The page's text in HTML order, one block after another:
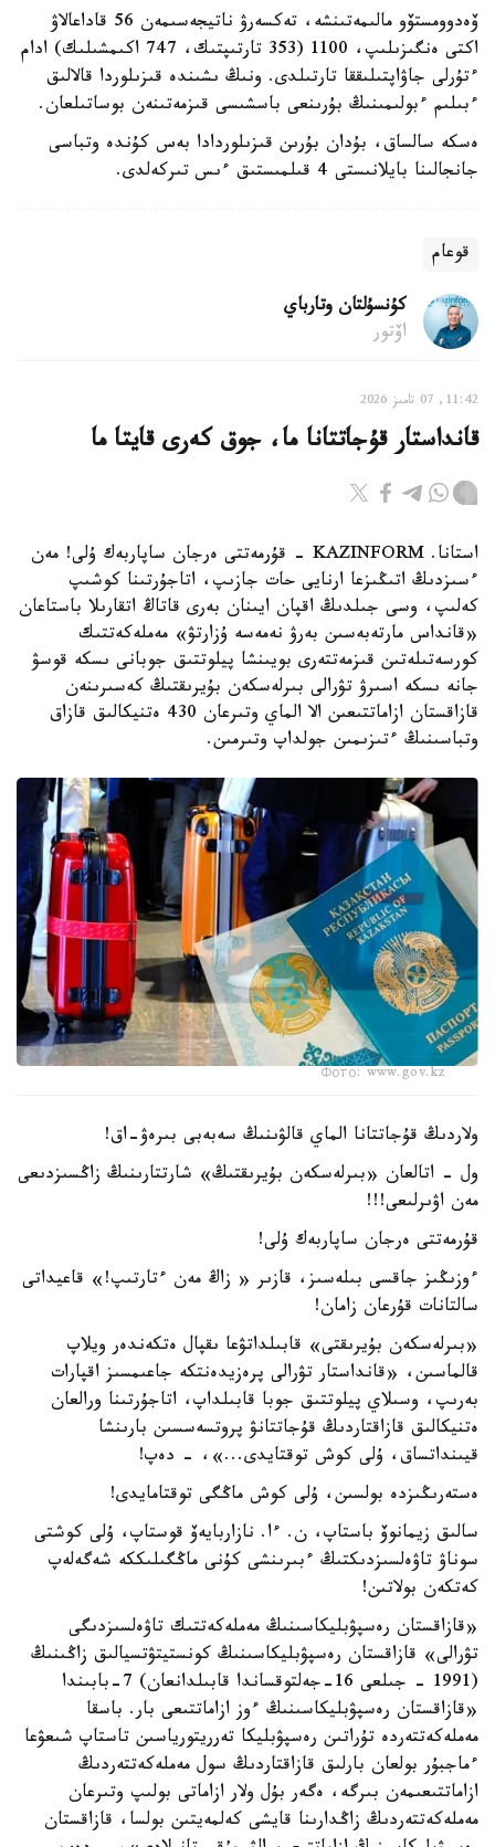
ۆەدوومستۆو مالىمەتىنشە، تەكسەرۋ ناتيجەسىمەن 56 قاداعالاۋ
اكتى ەنگىزىلىپ، 1100 (353 تارتىپتىك، 747 اكىمشىلىك) ادام
ءتۇرلى جاۋاپتىلىققا تارتىلدى. ونىڭ ىشىندە قىزىلوردا قالالىق
ءبىلىم ءبولىمىنىڭ بۇرىنعى باسشىسى قىزمەتىنەن بوساتىلعان.
ەسكە سالساق، بۇدان بۇرىن قىزىلوردادا بەس كۇندە وتباسى
جانجالىنا بايلانىستى 4 قىلمىستىق ءىس تىركەلدى.
قوعام
كۇنسۇلتان وتارباي
اۆتور
11:42, 07 تامىز 2026
قانداستار قۇجاتتانا ما، جوق كەرى قايتا ما
استانا. KAZINFORM - قۇرمەتتى ەرجان ساپاربەك ۇلى! مەن
ءسىزدىڭ اتىڭىزعا ارنايى حات جازىپ، اتاجۇرتىنا كوشىپ
كەلىپ، وسى جىلدىڭ اقپان ايىنان بەرى قاتاڭ اتقارىلا باستاعان
«قانداس مارتەبەسىن بەرۋ نەمەسە ۇزارتۋ» مەملەكەتتىك
كورسەتىلەتىن قىزمەتتەرى بويىنشا پيلوتتىق جوبانى ىسكە قوسۋ
جانە ىسكە اسىرۋ تۋرالى بىرلەسكەن بۇيرىقتىڭ كەسىرىنەن
قازاقستان ازاماتتىعىن الا الماي وتىرعان 430 ەتنيكالىق قازاق
وتباسىنىڭ ءتىزىمىن جولداپ وتىرمىن.
Фото: www.gov.kz
ولاردىڭ قۇجاتتانا الماي قالۋىنىڭ سەبەبى بىرەۋ-اق!
ول - اتالعان «بىرلەسكەن بۇيرىقتىڭ» شارتتارىنىڭ زاڭسىزدىعى
مەن اۋىرلىعى!!!
قۇرمەتتى ەرجان ساپاربەك ۇلى!
ءوزىڭىز جاقسى بىلەسىز، قازىر « زاڭ مەن ءتارتىپ!» قاعيداتى
سالتانات قۇرعان زامان!
«بىرلەسكەن بۇيرىقتى» قابىلداتۋعا ىقپال ەتكەندەر ويلاپ
قالماسىن، «قانداستار تۋرالى پرەزيدەنتكە جاعىمسىز اقپارات
بەرىپ، وسىلاي پيلوتتىق جوبا قابىلداپ، اتاجۇرتىنا ورالعان
ەتنيكالىق قازاقتاردىڭ قۇجاتتانۋ پروتسەسسىن بارىنشا
قيىنداتساق، ۇلى كوش توقتايدى...»، - دەپ!
ەستەرىڭىزدە بولسىن، ۇلى كوش ماڭگى توقتامايدى!
سالىق زيمانوۆ باستاپ، ن. ءا. نازاربايەۆ قوستاپ، ۇلى كوشتى
سوناۋ تاۋەلسىزدىكتىڭ ءبىرىنشى كۇنى ماڭگىلىككە شەگەلەپ
كەتكەن بولاتىن!
«قازاقستان رەسپۋبليكاسىنىڭ مەملەكەتتىك تاۋەلسىزدىگى
تۋرالى» قازاقستان رەسپۋبليكاسىنىڭ كونستيتۋتسيالىق زاڭىنىڭ
(1991 - جىلعى 16-جەلتوقساندا قابىلدانعان) 7-بابىندا
«قازاقستان رەسپۋبليكاسىنىڭ ءوز ازاماتتىعى بار. باسقا
مەملەكەتتەردە تۇراتىن رەسپۋبليكا تەرريتورياسىن تاستاپ شىعۋعا
ءماجبۇر بولعان بارلىق قازاقتاردىڭ سول مەملەكەتتەردىڭ
ازاماتتىعىمەن بىرگە، ەگەر بۇل ولار ازاماتى بولىپ وتىرعان
مەملەكەتتەردىڭ زاڭدارىنا قايشى كەلمەيتىن بولسا، قازاقستان